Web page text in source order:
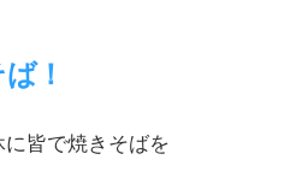
！​
皆で​焼きそばを​